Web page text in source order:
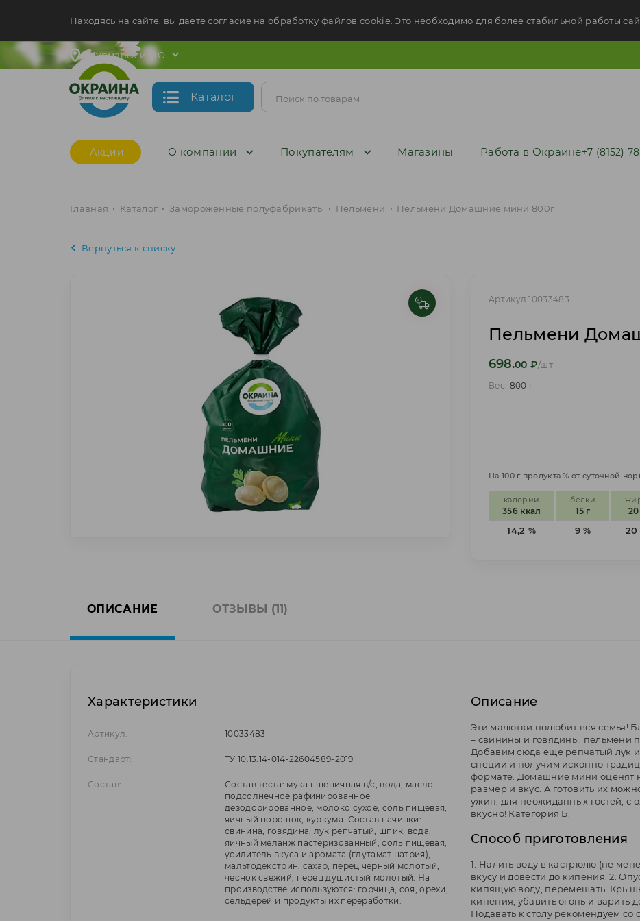
Находясь на сайте, вы даете согласие на обработку файлов cookie. Это необходимо для более стабильной работы
Мурманск и МО
Каталог
Акции О компании Покупателям Магазины Работа в Окраине+7 (8152)
Главная • Каталог • Замороженные полуфабрикаты • Пельмени • Пельмени Домашние мини 800г
Вернуться к списку
Артикул 10033483
Пельмени
698.00 ₽/шт
Вес: 800 г
На 100 г продукта % от суточной
калории
356 ккал
14,2 %
белки
15 г
9 %
20
20
ОПИСАНИЕ ОТЗЫВЫ (11)
Характеристики
Артикул: 10033483
Стандарт: ТУ 10.13.14-014-22604589-2019
Состав:
Состав теста: мука пшеничная в/с, вода, масло
подсолнечное рафинированное
дезодорированное, молоко сухое, соль пищевая,
яичный порошок, куркума. Состав начинки:
свинина, говядина, лук репчатый, шпик, вода,
яичный меланж пастеризованный, соль пищевая,
усилитель вкуса и аромата (глутамат натрия),
мальтодекстрин, сахар, перец черный молотый,
чеснок свежий, перец душистый молотый. На
производстве используются: горчица, соя, орехи,
сельдерей и продукты их переработки.
Описание
Эти малютки полюбит вся семья!
– свинины и говядины, пельмени
Добавим сюда еще репчатый лук
специи и получим исконно
формате. Домашние мини оценят
размер и вкус. А готовить их
ужин, для неожиданных гостей, с
вкусно! Категория Б.
Способ приготовления
1. Налить воду в кастрюлю (не
вкусу и довести до кипения. 2.
кипящую воду, перемешать.
кипения, убавить огонь и варить
Подавать к столу рекомендуем со